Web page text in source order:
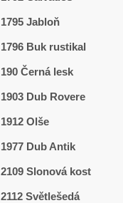
1795 Jabloň
1796 Buk rustikal
190 Černá lesk
1903 Dub Rovere
1912 Olše
1977 Dub Antik
2109 Slonová kost
2112 Světlešedá